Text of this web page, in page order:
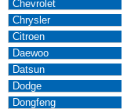
Chevrolet
Chrysler
Citroen
Daewoo
Datsun
Dodge
Dongfeng